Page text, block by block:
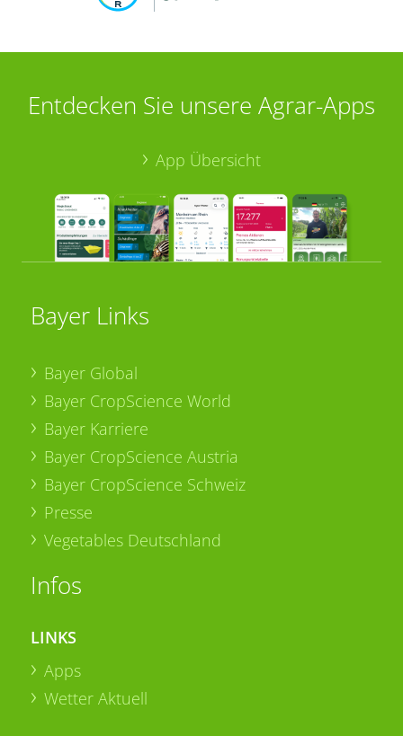
Entdecken Sie unsere Agrar-Apps
App Übersicht
Bayer Links
Bayer Global
Bayer CropScience World
Bayer Karriere
Bayer CropScience Austria
Bayer CropScience Schweiz
Presse
Vegetables Deutschland
Infos
LINKS
Apps
Wetter Aktuell